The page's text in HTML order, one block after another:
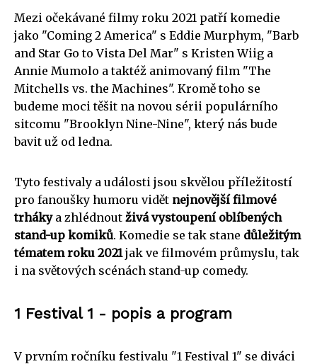
Mezi očekávané filmy roku 2021 patří komedie
jako "Coming 2 America" s Eddie Murphym, "Barb
and Star Go to Vista Del Mar" s Kristen Wiig a
Annie Mumolo a taktéž animovaný film "The
Mitchells vs. the Machines". Kromě toho se
budeme moci těšit na novou sérii populárního
sitcomu "Brooklyn Nine-Nine", který nás bude
bavit už od ledna.
Tyto festivaly a události jsou skvělou příležitostí
pro fanoušky humoru vidět nejnovější filmové
trhákya zhlédnout živá vystoupení oblíbených
stand-up komiků. Komedie se tak stane důležitým
tématem roku 2021jak ve filmovém průmyslu, tak
i na světových scénách stand-up comedy.
1 Festival 1 - popis a program
V prvním ročníku festivalu "1 Festival 1" se diváci